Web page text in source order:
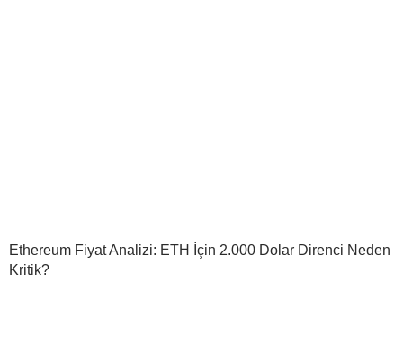
Ethereum Fiyat Analizi: ETH İçin 2.000 Dolar Direnci Neden
Kritik?